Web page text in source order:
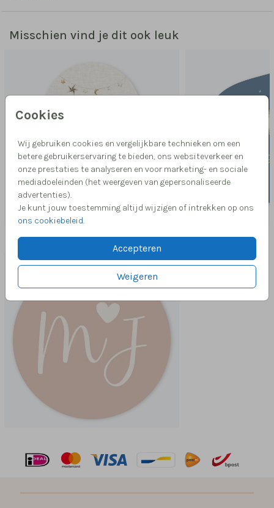
Cookies
Wij gebruiken cookies en vergelijkbare technieken om een
betere gebruikerservaring te bieden, ons websiteverkeer en
onze prestaties te analyseren en voor marketing- en sociale
mediadoeleinden (het weergeven van gepersonaliseerde
advertenties).
Je kunt jouw toestemming altijd wijzigen of intrekken op ons
ons cookiebeleid.
Accepteren
Weigeren
Misschien vind je dit ook leuk
Meer in deze stijl